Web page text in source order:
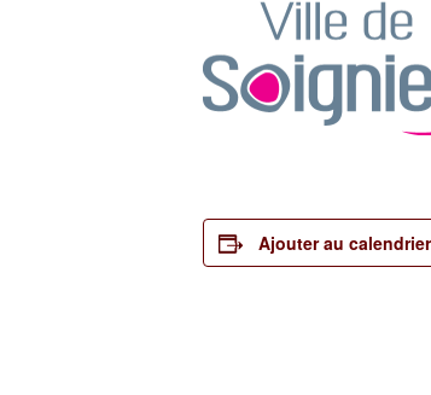
Ajouter au calendrier